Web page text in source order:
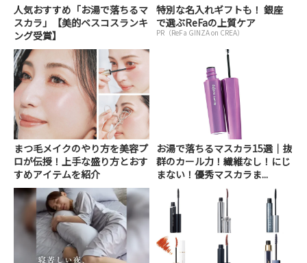
人気おすすめ「お湯で落ちるマ
スカラ」【美的ベスコスランキ
ング受賞】
特別な名入れギフトも！ 銀座
で選ぶReFaの上質ケア
PR（ReFa GINZA on CREA）
まつ毛メイクのやり方を美容プ
ロが伝授！上手な盛り方とおす
すめアイテムを紹介
お湯で落ちるマスカラ15選｜抜
群のカール力！繊維なし！にじ
まない！優秀マスカラま...